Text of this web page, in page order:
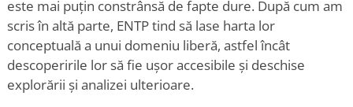
este mai puțin constrânsă de fapte dure. După cum am
scris în altă parte, ENTP tind să lase harta lor
conceptuală a unui domeniu liberă, astfel încât
descoperirile lor să fie ușor accesibile și deschise
explorării și analizei ulterioare.